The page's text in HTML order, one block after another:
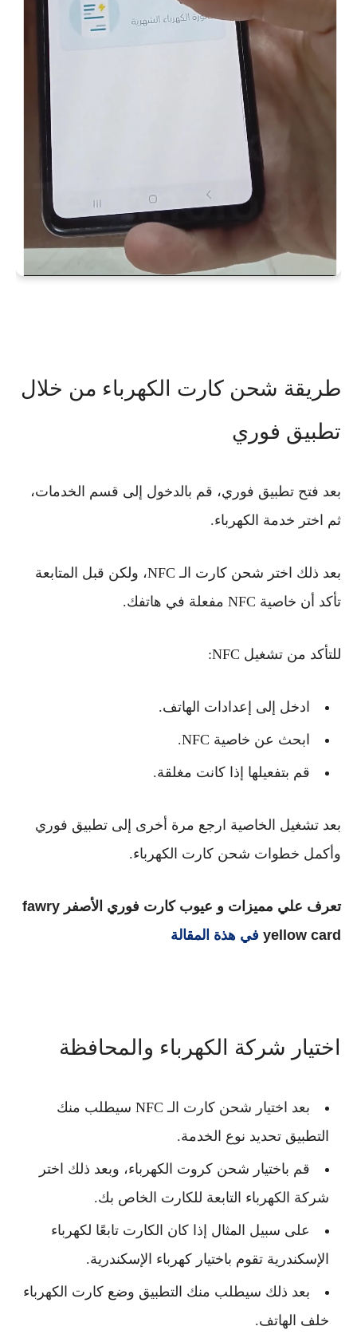
طريقة شحن كارت الكهرباء من خلال
تطبيق فوري
بعد فتح تطبيق فوري، قم بالدخول إلى قسم الخدمات،
ثم اختر خدمة الكهرباء.
بعد ذلك اختر شحن كارت الـ NFC، ولكن قبل المتابعة
تأكد أن خاصية NFC مفعلة في هاتفك.
للتأكد من تشغيل NFC:
ادخل إلى إعدادات الهاتف.
ابحث عن خاصية NFC.
قم بتفعيلها إذا كانت مغلقة.
بعد تشغيل الخاصية ارجع مرة أخرى إلى تطبيق فوري
وأكمل خطوات شحن كارت الكهرباء.
تعرف علي مميزات و عيوب كارت فوري الأصفر fawry
yellow card في هذة المقالة
اختيار شركة الكهرباء والمحافظة
بعد اختيار شحن كارت الـ NFC سيطلب منك
التطبيق تحديد نوع الخدمة.
قم باختيار شحن كروت الكهرباء، وبعد ذلك اختر
شركة الكهرباء التابعة للكارت الخاص بك.
على سبيل المثال إذا كان الكارت تابعًا لكهرباء
الإسكندرية تقوم باختيار كهرباء الإسكندرية.
بعد ذلك سيطلب منك التطبيق وضع كارت الكهرباء
خلف الهاتف.